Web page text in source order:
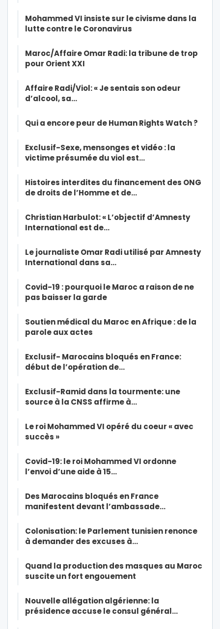
Mohammed VI insiste sur le civisme dans la
lutte contre le Coronavirus
Maroc/Affaire Omar Radi: la tribune de trop
pour Orient XXI
Affaire Radi/Viol: « Je sentais son odeur
d’alcool, sa…
Qui a encore peur de Human Rights Watch ?
Exclusif-Sexe, mensonges et vidéo : la
victime présumée du viol est…
Histoires interdites du financement des ONG
de droits de l’Homme et de…
Christian Harbulot: « L’objectif d’Amnesty
International est de…
Le journaliste Omar Radi utilisé par Amnesty
International dans sa…
Covid-19 : pourquoi le Maroc a raison de ne
pas baisser la garde
Soutien médical du Maroc en Afrique : de la
parole aux actes
Exclusif- Marocains bloqués en France:
début de l’opération de…
Exclusif-Ramid dans la tourmente: une
source à la CNSS affirme à…
Le roi Mohammed VI opéré du coeur « avec
succès »
Covid-19: le roi Mohammed VI ordonne
l’envoi d’une aide à 15…
Des Marocains bloqués en France
manifestent devant l’ambassade…
Colonisation: le Parlement tunisien renonce
à demander des excuses à…
Quand la production des masques au Maroc
suscite un fort engouement
Nouvelle allégation algérienne: la
présidence accuse le consul général…